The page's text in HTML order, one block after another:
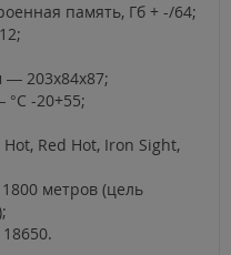
память, Гб + -/64;
— 203x84x87;
-20+55;
Red Hot, Iron Sight,
метров (цель